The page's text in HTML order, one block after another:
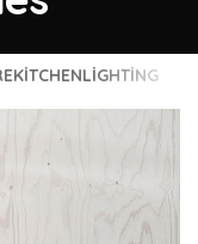
KITCHENLIGHTING